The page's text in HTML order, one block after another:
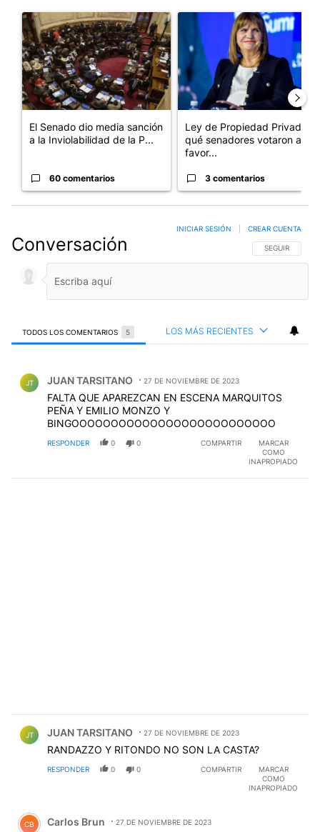
Un artículo de tendencia con el título "El Senado dio media
El Senado dio media sanción
a la Inviolabilidad de la P...
60 comentarios
Un artículo de tendencia
Ley de Propiedad Privada:
qué senadores votaron a
favor...
3 comentarios
Conversación SIGA ESTA
SEGUIR
INICIAR SESIÓN CREAR CUENTA
TODOS LOS COMENTARIOS 5 LOS MÁS RECIENTES
JT JUAN TARSITANO 27 DE NOVIEMBRE DE 2023
FALTA QUE APAREZCAN EN ESCENA MARQUITOS
PEÑA Y EMILIO MONZO Y
BINGOOOOOOOOOOOOOOOOOOOOOOOOOO
RESPONDER 0 0 COMPARTIR
MARCAR
COMO
INAPROPIADO
JT JUAN TARSITANO 27 DE NOVIEMBRE DE 2023
RANDAZZO Y RITONDO NO SON LA CASTA?
RESPONDER 0 0 COMPARTIR
MARCAR
COMO
INAPROPIADO
Comentario de Carlos Brun.
CB Carlos Brun 27 DE NOVIEMBRE DE 2023